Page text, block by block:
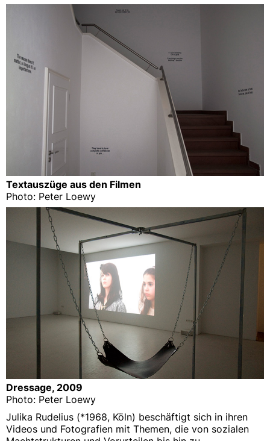
Textauszüge aus den Filmen
Photo: Peter Loewy
Dressage, 2009
Photo: Peter Loewy
Julika Rudelius (*1968, Köln) beschäftigt sich in ihren
Videos und Fotografien mit Themen, die von sozialen